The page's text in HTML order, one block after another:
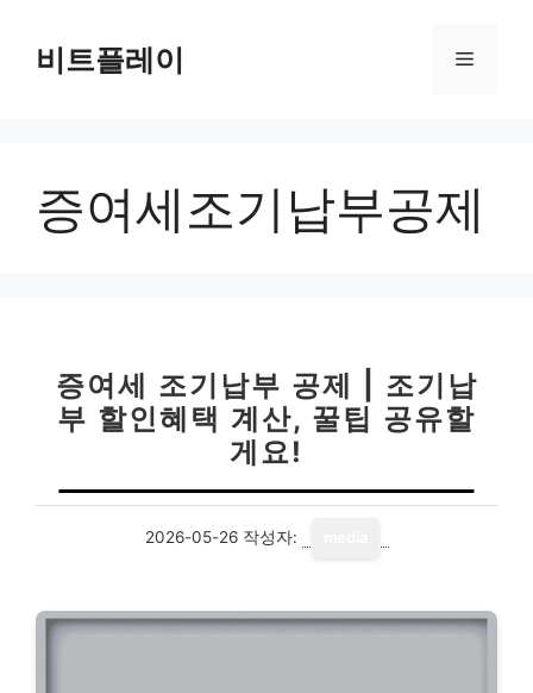
비트플레이 메
증여세조기납부공제
증여세 조기납부 공제 | 조기납
부 할인혜택 계산, 꿀팁 공유할
게요!
2026-05-26 작성자: